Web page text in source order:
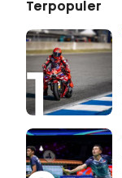
Terpopuler